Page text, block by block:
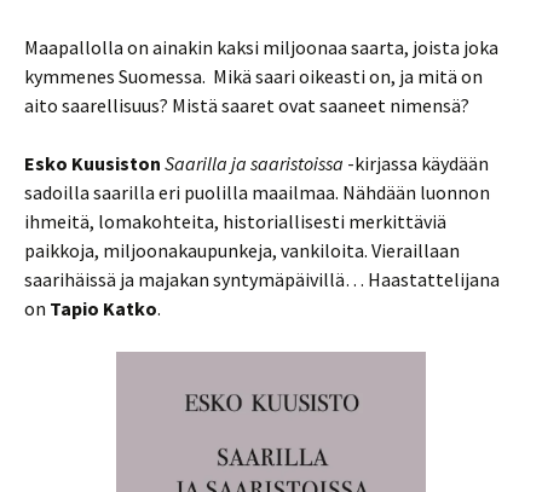
Maapallolla on ainakin kaksi miljoonaa saarta, joista joka
kymmenes Suomessa. Mikä saari oikeasti on, ja mitä on
aito saarellisuus? Mistä saaret ovat saaneet nimensä?
Esko Kuusiston Saarilla ja saaristoissa -kirjassa käydään
sadoilla saarilla eri puolilla maailmaa. Nähdään luonnon
ihmeitä, lomakohteita, historiallisesti merkittäviä
paikkoja, miljoonakaupunkeja, vankiloita. Vieraillaan
saarihäissä ja majakan syntymäpäivillä… Haastattelijana
on Tapio Katko.